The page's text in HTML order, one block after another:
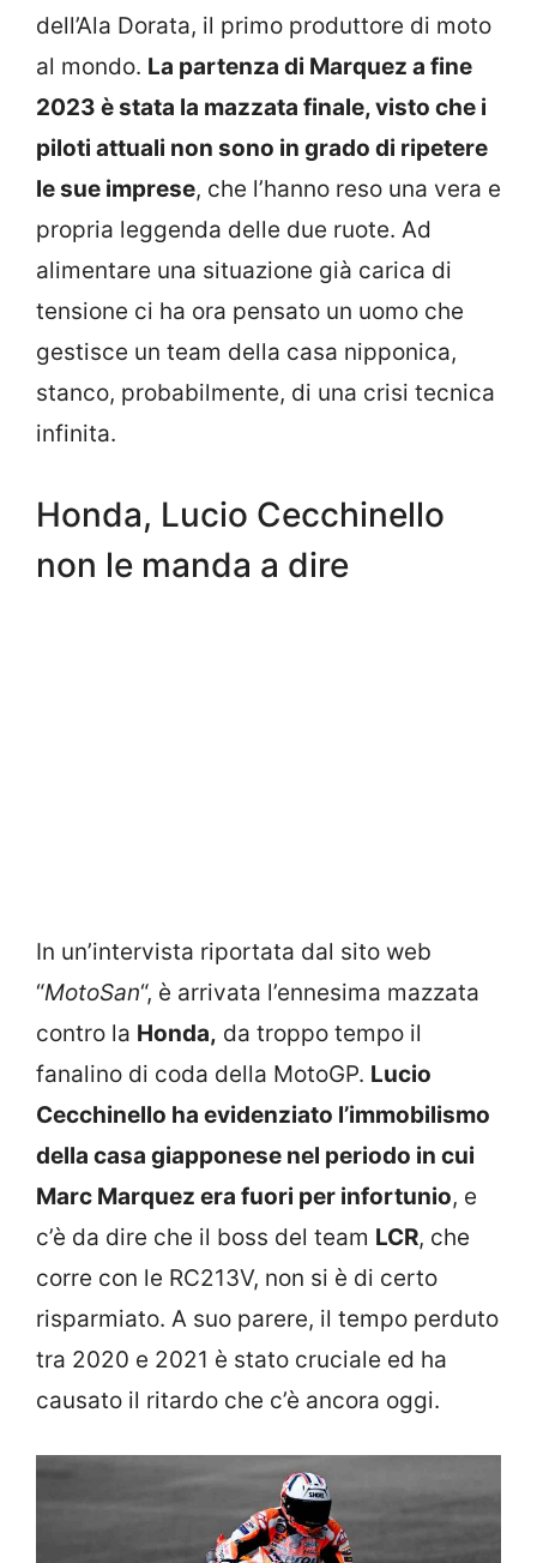
dell’Ala Dorata, il primo produttore di moto
al mondo. La partenza di Marquez a fine
2023 è stata la mazzata finale, visto che i
piloti attuali non sono in grado di ripetere
le sue imprese, che l’hanno reso una vera e
propria leggenda delle due ruote. Ad
alimentare una situazione già carica di
tensione ci ha ora pensato un uomo che
gestisce un team della casa nipponica,
stanco, probabilmente, di una crisi tecnica
infinita.
Honda, Lucio Cecchinello
non le manda a dire
In un’intervista riportata dal sito web
“MotoSan“, è arrivata l’ennesima mazzata
contro la Honda, da troppo tempo il
fanalino di coda della MotoGP. Lucio
Cecchinello ha evidenziato l’immobilismo
della casa giapponese nel periodo in cui
Marc Marquez era fuori per infortunio, e
c’è da dire che il boss del team LCR, che
corre con le RC213V, non si è di certo
risparmiato. A suo parere, il tempo perduto
tra 2020 e 2021 è stato cruciale ed ha
causato il ritardo che c’è ancora oggi.